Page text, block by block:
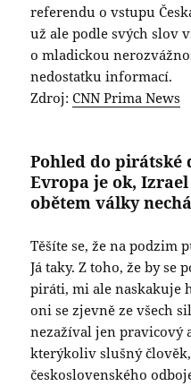
referendu o vstupu
už ale podle svých slov
o mladickou
nedostatku informací.
Zdroj:CNN Prima News
Pohled do pirátské
Evropa je ok,
obětem války
Těšíte se, že na podzim
Já taky. Z toho, že by
piráti, mi ale naskakuje
oni se zjevně ze všech
nezažíval jen pravicový
kterýkoliv slušný
československého